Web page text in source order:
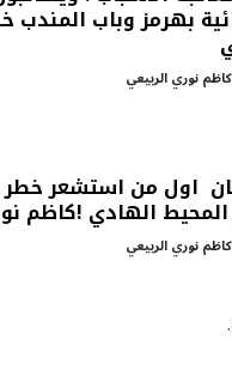
بهرمز وباب المندب
كاظم نوري الربيعي
اول من استشعر
المحيط الهادي !كاظم
كاظم نوري الربيعي